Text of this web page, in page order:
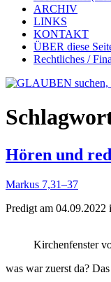
ARCHIV
LINKS
KONTAKT
ÜBER diese
Rechtliches /
Hören und
Markus 7,31–37
Predigt am
Kirchen­fen­ster
was war zuerst da?